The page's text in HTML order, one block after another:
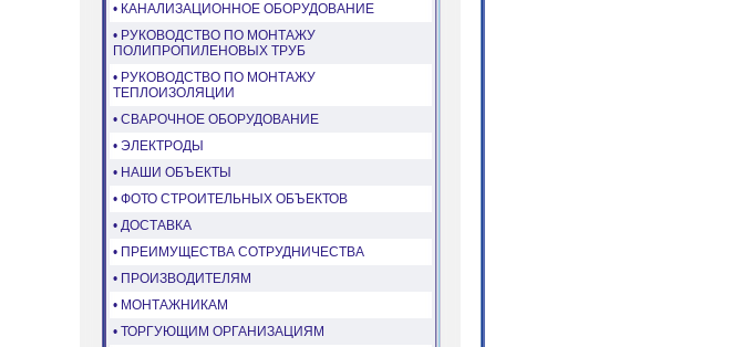
• КАНАЛИЗАЦИОННОЕ ОБОРУДОВАНИЕ
• РУКОВОДСТВО ПО МОНТАЖУ
ПОЛИПРОПИЛЕНОВЫХ ТРУБ
• РУКОВОДСТВО ПО МОНТАЖУ
ТЕПЛОИЗОЛЯЦИИ
• СВАРОЧНОЕ ОБОРУДОВАНИЕ
• ЭЛЕКТРОДЫ
• НАШИ ОБЪЕКТЫ
• ФОТО СТРОИТЕЛЬНЫХ ОБЪЕКТОВ
• ДОСТАВКА
• ПРЕИМУЩЕСТВА СОТРУДНИЧЕСТВА
• ПРОИЗВОДИТЕЛЯМ
• МОНТАЖНИКАМ
• ТОРГУЮЩИМ ОРГАНИЗАЦИЯМ